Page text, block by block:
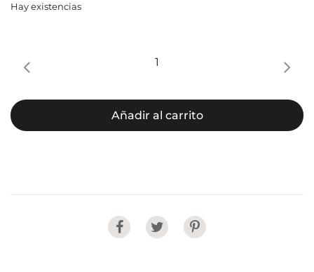
Hay existencias
envase
toallitas
cantidad
Añadir al carrito
Share